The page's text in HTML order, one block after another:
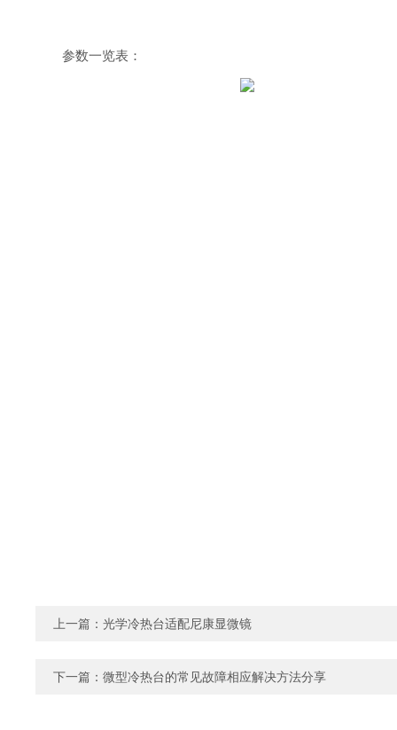
参数一览表：
上一篇： 光学冷热台适配尼康显微镜
下一篇： 微型冷热台的常见故障相应解决方法分享